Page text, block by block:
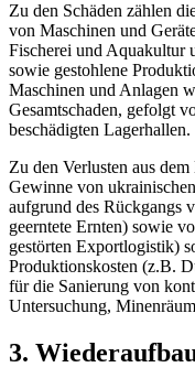
Zu den Schäden zählen
von Maschinen und
Fischerei und Aquakultur
sowie gestohlene
Maschinen und Anlagen
Gesamtschaden, gefolgt
beschädigten Lagerhallen.
Zu den Verlusten aus
Gewinne von
aufgrund des Rückgangs
geerntete Ernten) sowie
gestörten Exportlogistik)
Produktionskosten (z.B.
für die Sanierung von
Untersuchung,
3.